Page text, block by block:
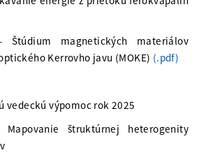
magnetických materiálov
Kerrovho javu (MOKE) (.pdf)
vedeckú výpomoc rok 2025
štruktúrnej heterogenity